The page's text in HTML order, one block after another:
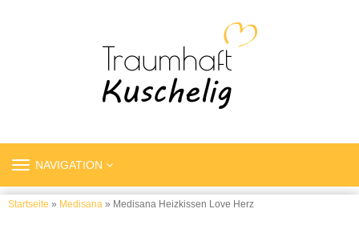
TOGGLE
NAVIGATION
Startseite » Medisana » Medisana Heizkissen Love Herz